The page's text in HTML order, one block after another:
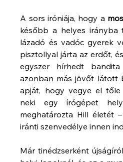
A sors iróniája, hogy a
később a helyes irányba
lázadó és vadóc gyerek
pisztollyal járta az erdőt,
egyszer hírhedt bandita
azonban más jövőt látott
apját, hogy vegye el
neki egy írógépet
meghatározta Hill életét
iránti szenvedélye innen
Már tinédzserként